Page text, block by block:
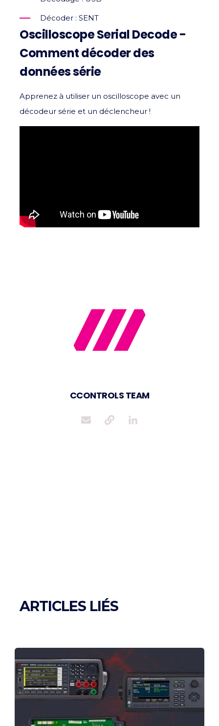
Décoder : SENT
Oscilloscope Serial Decode -
Comment décoder des
données série
Apprenez à utiliser un oscilloscope avec un
décodeur série et un déclencheur !
CCONTROLS TEAM
ARTICLES LIÉS